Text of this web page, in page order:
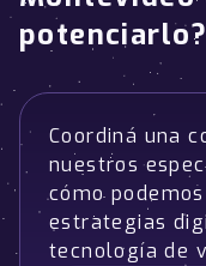
potenciarlo?
Coordiná una
nuestros
cómo
estrategias
tecnología de